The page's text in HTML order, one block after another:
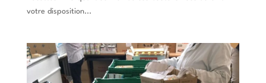
votre disposition...